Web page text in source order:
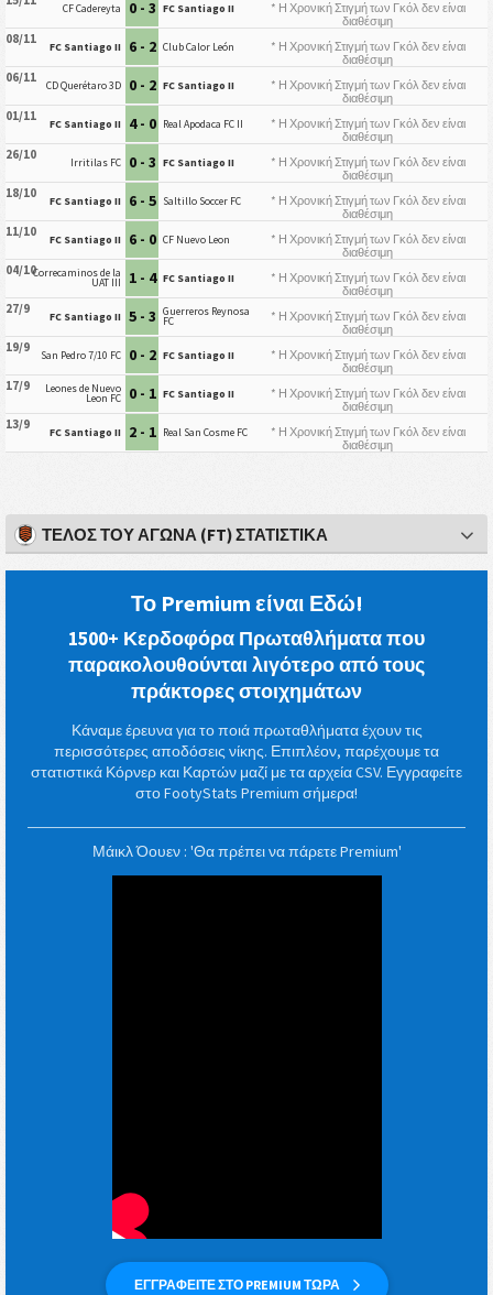
CF Cadereyta 0 - 3 FC Santiago II
* Η Χρονική Στιγμή των Γκόλ δεν είναι
διαθέσιμη
08/11
FC Santiago II 6 - 2 Club Calor León
* Η Χρονική Στιγμή των Γκόλ δεν είναι
διαθέσιμη
06/11
CD Querétaro 3D 0 - 2 FC Santiago II
* Η Χρονική Στιγμή των Γκόλ δεν είναι
διαθέσιμη
01/11
FC Santiago II 4 - 0 Real Apodaca FC II
* Η Χρονική Στιγμή των Γκόλ δεν είναι
διαθέσιμη
26/10
Irritilas FC 0 - 3 FC Santiago II
* Η Χρονική Στιγμή των Γκόλ δεν είναι
διαθέσιμη
18/10
FC Santiago II 6 - 5 Saltillo Soccer FC
* Η Χρονική Στιγμή των Γκόλ δεν είναι
διαθέσιμη
11/10
FC Santiago II 6 - 0 CF Nuevo Leon
* Η Χρονική Στιγμή των Γκόλ δεν είναι
διαθέσιμη
04/10Correcaminos de la
UAT III 1 - 4 FC Santiago II
* Η Χρονική Στιγμή των Γκόλ δεν είναι
διαθέσιμη
27/9
FC Santiago II 5 - 3 Guerreros Reynosa
FC
* Η Χρονική Στιγμή των Γκόλ δεν είναι
διαθέσιμη
19/9
San Pedro 7/10 FC 0 - 2 FC Santiago II
* Η Χρονική Στιγμή των Γκόλ δεν είναι
διαθέσιμη
17/9
Leones de Nuevo
Leon FC 0 - 1 FC Santiago II
* Η Χρονική Στιγμή των Γκόλ δεν είναι
διαθέσιμη
13/9
FC Santiago II 2 - 1 Real San Cosme FC
* Η Χρονική Στιγμή των Γκόλ δεν είναι
διαθέσιμη
ΤΈΛΟΣ ΤΟΥ ΑΓΏΝΑ (FT) ΣΤΑΤΙΣΤΙΚΆ
Το Premium είναι Εδώ!
1500+ Κερδοφόρα Πρωταθλήματα που
παρακολουθούνται λιγότερο από τους
πράκτορες στοιχημάτων
Κάναμε έρευνα για το ποιά πρωταθλήματα έχουν τις
περισσότερες αποδόσεις νίκης. Επιπλέον, παρέχουμε τα
στατιστικά Κόρνερ και Καρτών μαζί με τα αρχεία CSV. Εγγραφείτε
στο FootyStats Premium σήμερα!
ΕΓΓΡΑΦΕΙΤΕ ΣΤΟ PREMIUM ΤΩΡΑ
Μάικλ Όουεν : 'Θα πρέπει να πάρετε Premium'